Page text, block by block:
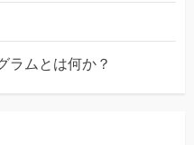
ラムとは何か？